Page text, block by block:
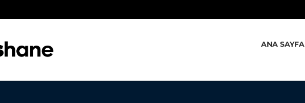
ANA SAYFA